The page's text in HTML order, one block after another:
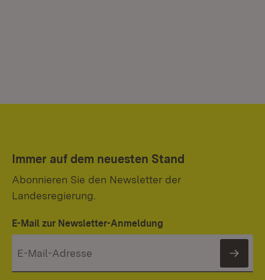
Immer auf dem neuesten Stand
Abonnieren Sie den Newsletter der
Landesregierung.
E-Mail zur Newsletter-Anmeldung